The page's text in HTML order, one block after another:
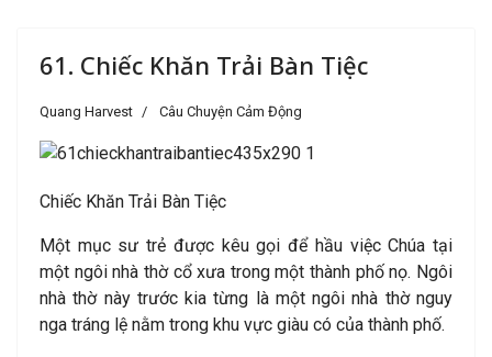
61. Chiếc Khăn Trải Bàn Tiệc
Quang Harvest Câu Chuyện Cảm Động
Chiếc Khăn Trải Bàn Tiệc
Một mục sư trẻ được kêu gọi để hầu việc Chúa tại
một ngôi nhà thờ cổ xưa trong một thành phố nọ. Ngôi
nhà thờ này trước kia từng là một ngôi nhà thờ nguy
nga tráng lệ nằm trong khu vực giàu có của thành phố.